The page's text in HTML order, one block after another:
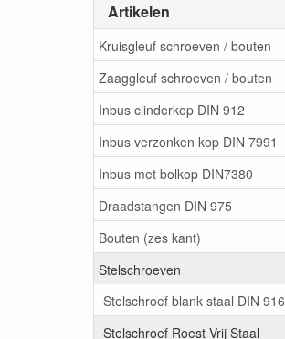
Artikelen
Kruisgleuf schroeven / bouten
Zaaggleuf schroeven / bouten
Inbus clinderkop DIN 912
Inbus verzonken kop DIN 7991
Inbus met bolkop DIN7380
Draadstangen DIN 975
Bouten (zes kant)
Stelschroeven
Stelschroef blank staal DIN 916
Stelschroef Roest Vrij Staal